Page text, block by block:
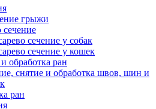
грыжи
сечение
сечение у собак
сечение у кошек
обработка ран
снятие и обработка швов, шин и
ран